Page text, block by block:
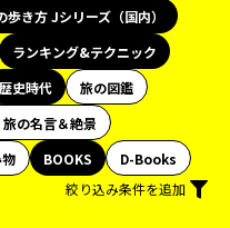
歩き方 Jシリーズ（国内）
ランキング&テクニック
歴史時代
旅の図鑑
の名言＆絶景
BOOKS
D-Books
絞り込み条件を追加